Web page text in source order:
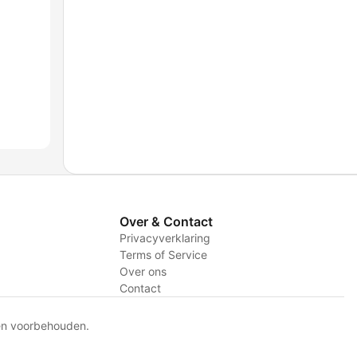
Over & Contact
Privacyverklaring
Terms of Service
Over ons
Contact
voorbehouden.